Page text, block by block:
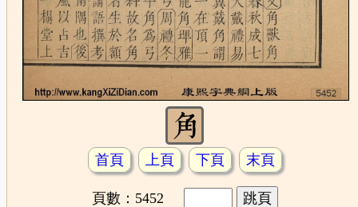
首頁 上頁 下頁 末頁
頁數：5452